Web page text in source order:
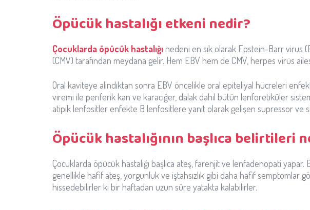
Öpücük hastalığı etkeni nedir?
Çocuklarda öpücük hastalığı nedeni en sık olarak Epstein-Barr virus
(CMV) tarafından meydana gelir. Hem EBV hem de CMV, herpes virüs
Oral kaviteye alındıktan sonra EBV öncelikle oral epiteliyal hücreleri
viremi ile periferik kan ve karaciğer, dalak dahil bütün lenforetiküler
atipik lenfositler enfekte B lenfositlere yanıt olarak gelişen supressor ve
Öpücük hastalığının başlıca belirtileri
Çocuklarda öpücük hastalığı başlıca ateş, farenjit ve lenfadenopati
genellikle hafif ateş, yorgunluk ve iştahsızlık gibi daha hafif
hissedebilirler ki bir haftadan uzun süre yatakta kalabilirler.